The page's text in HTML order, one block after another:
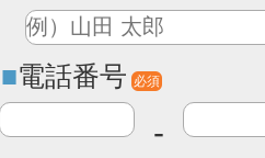
電話番号 必須
-